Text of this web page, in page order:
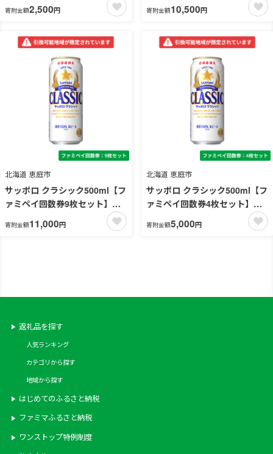
寄附金額2,500円 寄附金額10,500円
北海道 恵庭市
サッポロ クラシック500ml【フ
ァミペイ回数券9枚セット】
寄附金額11,000円
北海道 恵庭市
サッポロ クラシック500ml【フ
ァミペイ回数券4枚セット】
寄附金額5,000円
返礼品を探す
人気ランキング
カテゴリから探す
地域から探す
はじめてのふるさと納税
ファミマふるさと納税
ワンストップ特例制度